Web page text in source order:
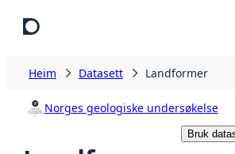
Heim Datasett Landformer
Norges geologiske undersøkelse
Bruk